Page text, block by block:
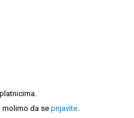
molimo da seprijavite.